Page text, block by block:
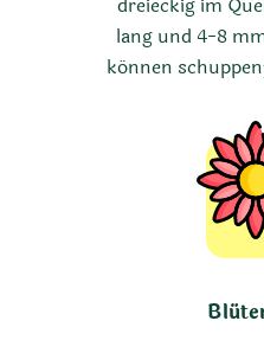
lang und 4-8
können